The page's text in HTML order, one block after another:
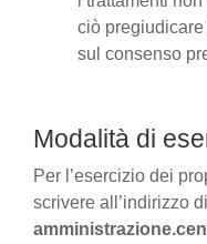
ciò
sul consenso
Modalità di
Per l’esercizio dei
scrivere all’indirizzo